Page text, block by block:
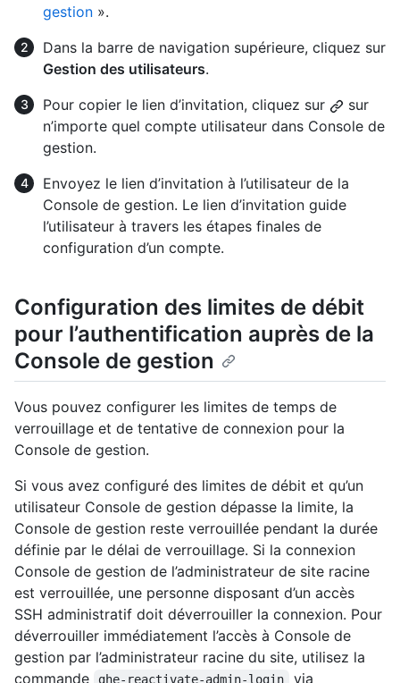
gestion ».
Dans la barre de navigation supérieure, cliquez sur
Gestion des utilisateurs.
Pour copier le lien d’invitation, cliquez sur
sur
n’importe quel compte utilisateur dans Console de
gestion.
Envoyez le lien d’invitation à l’utilisateur de la
Console de gestion. Le lien d’invitation guide
l’utilisateur à travers les étapes finales de
configuration d’un compte.
Configuration des limites de débit
pour l’authentification auprès de la
Console de gestion
Vous pouvez configurer les limites de temps de
verrouillage et de tentative de connexion pour la
Console de gestion.
Si vous avez configuré des limites de débit et qu’un
utilisateur Console de gestion dépasse la limite, la
Console de gestion reste verrouillée pendant la durée
définie par le délai de verrouillage. Si la connexion
Console de gestion de l’administrateur de site racine
est verrouillée, une personne disposant d’un accès
SSH administratif doit déverrouiller la connexion. Pour
déverrouiller immédiatement l’accès à Console de
gestion par l’administrateur racine du site, utilisez la
commande
ghe-reactivate-admin-login
via